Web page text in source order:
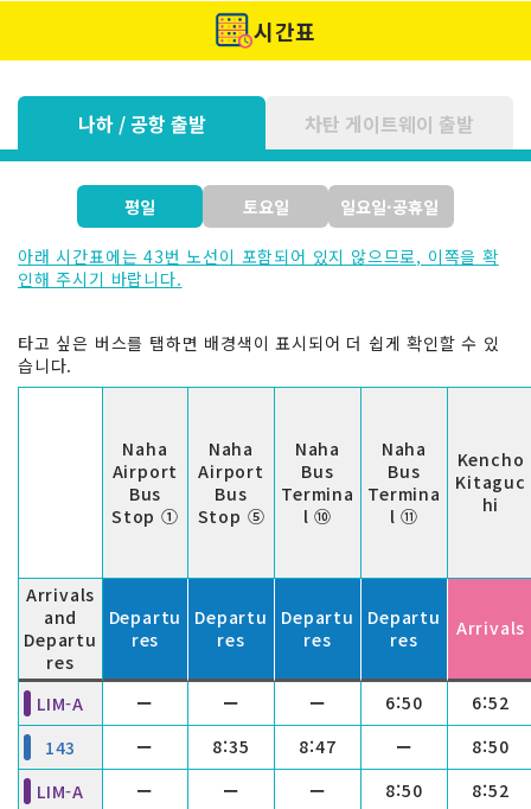
시간표
나하 / 공항 출발 차탄 게이트웨이 출발
평일 토요일 일요일·공휴일
아래 시간표에는 43번 노선이 포함되어 있지 않으므로, 이쪽을 확
인해 주시기 바랍니다.
타고 싶은 버스를 탭하면 배경색이 표시되어 더 쉽게 확인할 수 있
습니다.
Naha
Airport
Bus
Stop ①
Naha
Airport
Bus
Stop ⑤
Naha
Bus
Termina
l ⑩
Naha
Bus
Termina
l ⑪
Kencho
Kitaguc
hi
Arrivals
and
Departu
res
Departu
res
Departu
res
Departu
res
Departu
res
Arrivals
LIM-A ー ー ー 6:50
6:52
143
ー 8:35 8:47 ー
8:50
LIM-A
ー ー ー 8:50
8:52